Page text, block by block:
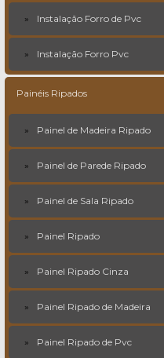
Instalação Forro de Pvc
Instalação Forro Pvc
Painéis Ripados
Painel de Madeira Ripado
Painel de Parede Ripado
Painel de Sala Ripado
Painel Ripado
Painel Ripado Cinza
Painel Ripado de Madeira
Painel Ripado de Pvc